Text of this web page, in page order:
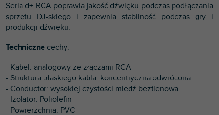
Seria d+ RCA poprawia jakość dźwięku podczas podłączania
sprzętu DJ-skiego i zapewnia stabilność podczas gry i
produkcji dźwięku.
Techniczne cechy:
- Kabel: analogowy ze złączami RCA
- Struktura płaskiego kabla: koncentryczna odwrócona
- Conductor: wysokiej czystości miedź beztlenowa
- Izolator: Poliolefin
- Powierzchnia: PVC